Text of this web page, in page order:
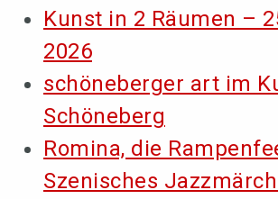
Kunst in 2 Räumen –
2026
schöneberger art im
Schöneberg
Romina, die
Szenisches